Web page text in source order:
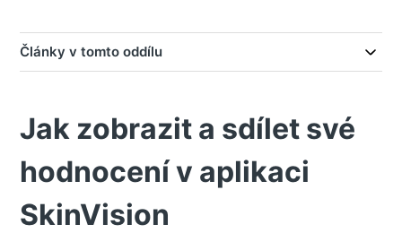
Články v tomto oddílu
Jak zobrazit a sdílet své
hodnocení v aplikaci
SkinVision